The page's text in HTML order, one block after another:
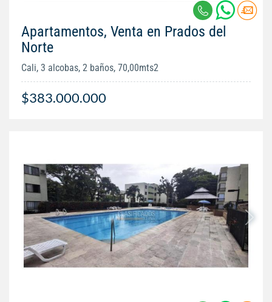
Apartamentos, Venta en Prados del
Norte
Cali, 3 alcobas, 2 baños, 70,00mts2
$383.000.000